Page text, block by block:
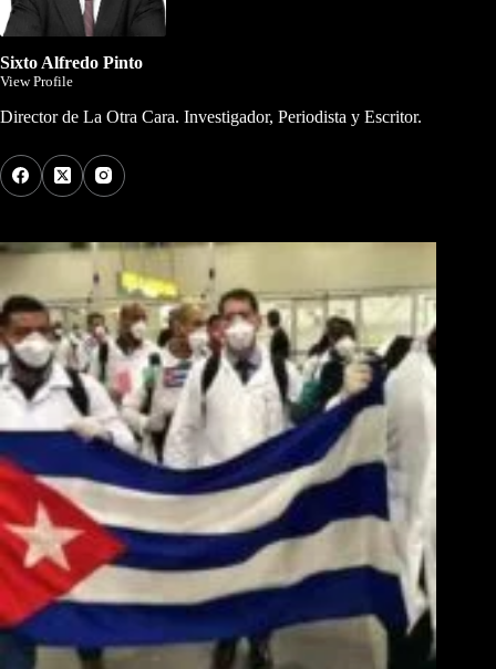
Sixto Alfredo Pinto
View Profile
Director de La Otra Cara. Investigador, Periodista y Escritor.